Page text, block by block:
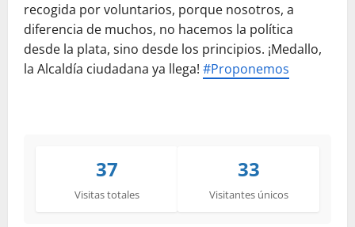
recogida por voluntarios, porque nosotros, a
diferencia de muchos, no hacemos la política
desde la plata, sino desde los principios. ¡Medallo,
la Alcaldía ciudadana ya llega! #Proponemos
37
Visitas totales
33
Visitantes únicos